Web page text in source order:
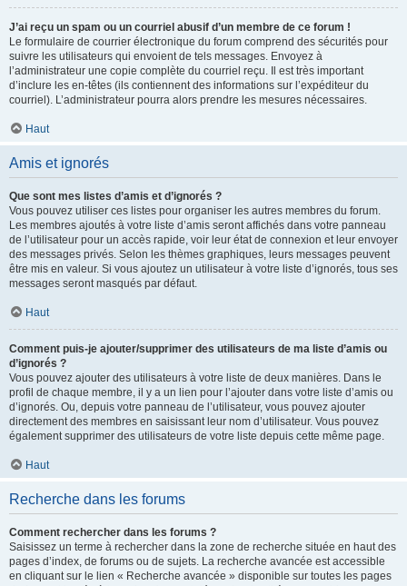
J’ai reçu un spam ou un courriel abusif d’un membre de ce forum !
Le formulaire de courrier électronique du forum comprend des sécurités pour
suivre les utilisateurs qui envoient de tels messages. Envoyez à
l’administrateur une copie complète du courriel reçu. Il est très important
d’inclure les en-têtes (ils contiennent des informations sur l’expéditeur du
courriel). L’administrateur pourra alors prendre les mesures nécessaires.
Haut
Amis et ignorés
Que sont mes listes d’amis et d’ignorés ?
Vous pouvez utiliser ces listes pour organiser les autres membres du forum.
Les membres ajoutés à votre liste d’amis seront affichés dans votre panneau
de l’utilisateur pour un accès rapide, voir leur état de connexion et leur envoyer
des messages privés. Selon les thèmes graphiques, leurs messages peuvent
être mis en valeur. Si vous ajoutez un utilisateur à votre liste d’ignorés, tous ses
messages seront masqués par défaut.
Haut
Comment puis-je ajouter/supprimer des utilisateurs de ma liste d’amis ou
d’ignorés ?
Vous pouvez ajouter des utilisateurs à votre liste de deux manières. Dans le
profil de chaque membre, il y a un lien pour l’ajouter dans votre liste d’amis ou
d’ignorés. Ou, depuis votre panneau de l’utilisateur, vous pouvez ajouter
directement des membres en saisissant leur nom d’utilisateur. Vous pouvez
également supprimer des utilisateurs de votre liste depuis cette même page.
Haut
Recherche dans les forums
Comment rechercher dans les forums ?
Saisissez un terme à rechercher dans la zone de recherche située en haut des
pages d’index, de forums ou de sujets. La recherche avancée est accessible
en cliquant sur le lien « Recherche avancée » disponible sur toutes les pages